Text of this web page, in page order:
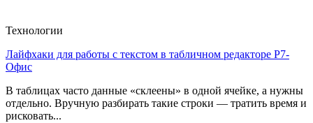
Технологии
Лайфхаки для работы с текстом в табличном редакторе Р7-
Офис
В таблицах часто данные «склеены» в одной ячейке, а нужны
отдельно. Вручную разбирать такие строки — тратить время и
рисковать...